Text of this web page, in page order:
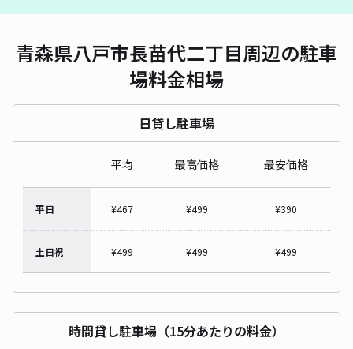
青森県八戸市長苗代二丁目周辺の駐車
場料金相場
日貸し駐車場
平均 最高価格 最安価格
平日 ¥467 ¥499 ¥390
土日祝 ¥499 ¥499 ¥499
時間貸し駐車場（15分あたりの料金）